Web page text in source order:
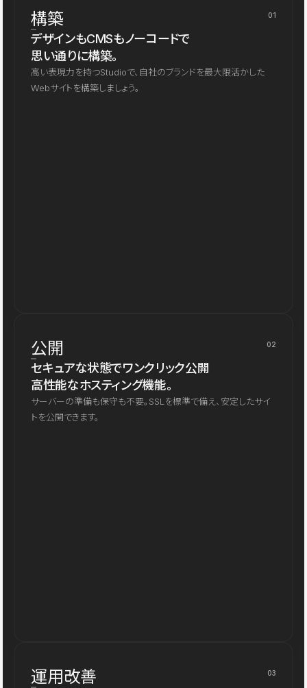
構築 01
デザインもCMSもノーコードで
思い通りに構築。
高い表現力を持つStudioで、自社のブランドを最大限活かした
Webサイトを構築しましょう。
公開 02
セキュアな状態でワンクリック公開
高性能なホスティング機能。
サーバーの準備も保守も不要。SSLを標準で備え、安定したサイ
トを公開できます。
運用改善 03